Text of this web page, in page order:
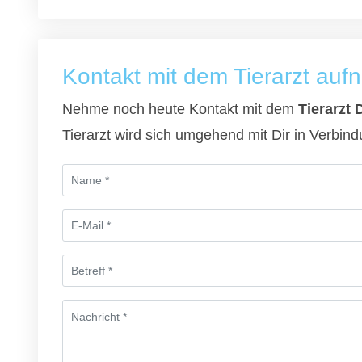
Kontakt mit dem Tierarzt
Nehme noch heute Kontakt mit dem Tierarzt
Tierarzt wird sich umgehend mit Dir in